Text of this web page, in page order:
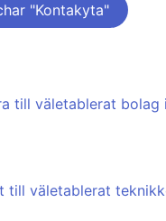
"Kontakyta"
till väletablerat bolag i
till väletablerat